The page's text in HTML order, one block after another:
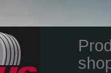
MAROC LIVRÉS ET MONTÉS